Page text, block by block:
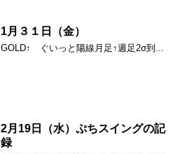
1月３１日（金）
GOLD↑ ぐいっと陽線月足↑週足2σ到...
2月19日（水）ぷちスイングの記
録